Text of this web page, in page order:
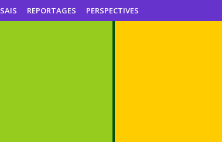
REPORTAGES PERSPECTIVES